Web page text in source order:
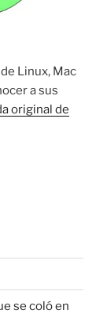
Linux, Mac
a sus
original de
se coló en